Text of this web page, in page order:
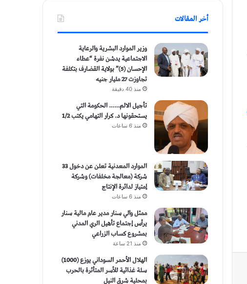
أخر المقالات
وزير الموارد البشرية والرعاية
الاجتماعية يدشن نفرة “عطاء
الإحسان (5)” بولاية القضارف بتكلفة
تجاوزت 27 مليار جنيه
منذ 40 دقيقة
تأجيل الالم…… الحكومة التي
يستحقونها د. كرار التهامي يكتب 1/2
منذ 6 ساعات
الموارد المعدنية تعلن عن دخول 33
شركة (معالجة مخلفات) وشركة
إمتياز لدائرة الإنتاج
منذ 6 ساعات
ممثل والي سنار مدير عام مالية سنار
يرأس إجتماع تأهيل الري المدني
بمشروع كساب الزراعي
منذ 21 ساعة
الهلال الأحمر السوداني يوزع (1000)
سلة غذائية للأسر المتأثرة بالحرب
بمحلية شرق النيل